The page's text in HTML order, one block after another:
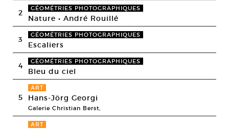
2 GÉOMÉTRIES PHOTOGRAPHIQUES
Nature • André Rouillé
3 GÉOMÉTRIES PHOTOGRAPHIQUES
Escaliers
4 GÉOMÉTRIES PHOTOGRAPHIQUES
Bleu du ciel
5
ART
Hans-Jörg Georgi
Galerie Christian Berst,
ART